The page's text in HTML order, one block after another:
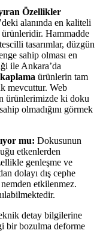
Özellikler
alanında en kaliteli
ürünleridir. Hammadde
tasarımlar, düzgün
sahip olması en
ile Ankara’da
kaplama ürünlerin tam
mevcuttur. Web
ürünlerimizde ki doku
olmadığını görmek
mu: Dokusunun
etkenlerden
genleşme ve
dolayı dış cephe
etkilenmez.
detay bilgilerine
bir bozulma deforme